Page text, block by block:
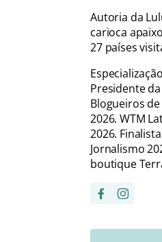
Autoria da
carioca
27 países
Presidente da
Blogueiros
2026. WTM
2026.
Jornalismo
boutique